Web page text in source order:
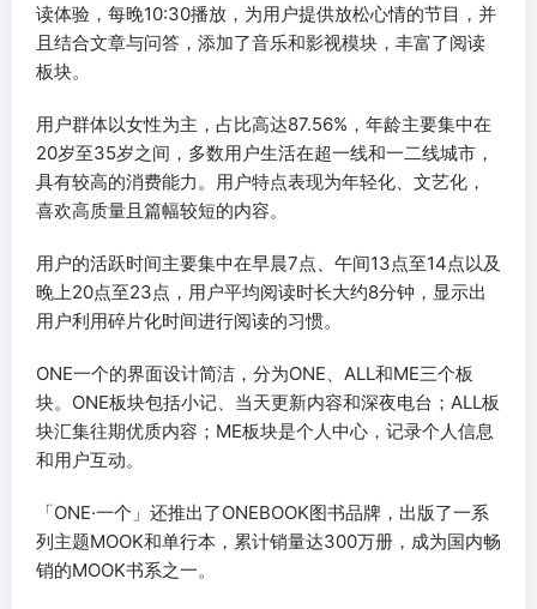
读体验，每晚10:30播放，为用户提供放松心情的节目，并
且结合文章与问答，添加了音乐和影视模块，丰富了阅读
板块。
用户群体以女性为主，占比高达87.56%，年龄主要集中在
20岁至35岁之间，多数用户生活在超一线和一二线城市，
具有较高的消费能力。用户特点表现为年轻化、文艺化，
喜欢高质量且篇幅较短的内容。
用户的活跃时间主要集中在早晨7点、午间13点至14点以及
晚上20点至23点，用户平均阅读时长大约8分钟，显示出
用户利用碎片化时间进行阅读的习惯。
ONE一个的界面设计简洁，分为ONE、ALL和ME三个板
块。ONE板块包括小记、当天更新内容和深夜电台；ALL板
块汇集往期优质内容；ME板块是个人中心，记录个人信息
和用户互动。
「ONE·一个」还推出了ONEBOOK图书品牌，出版了一系
列主题MOOK和单行本，累计销量达300万册，成为国内畅
销的MOOK书系之一。